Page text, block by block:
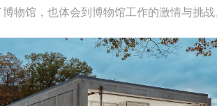
馆，也体会到博物馆工作的激情与挑战